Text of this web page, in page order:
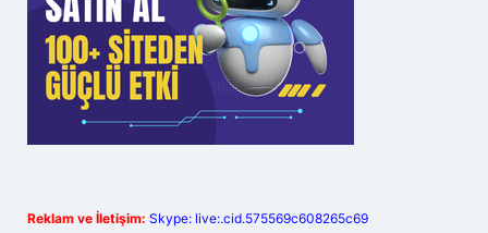
Reklam ve İletişim: Skype: live:.cid.575569c608265c69